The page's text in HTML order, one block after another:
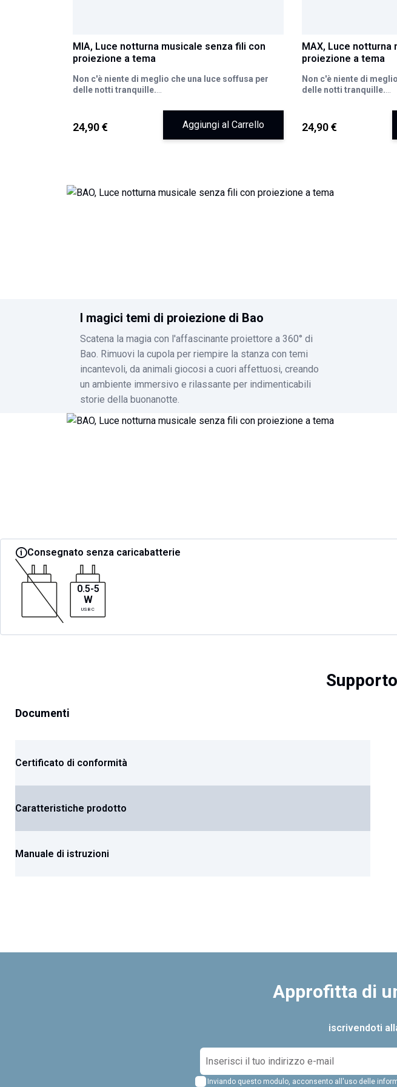
MIA, Luce notturna musicale senza fili con
proiezione a tema
Non c'è niente di meglio che una luce soffusa per
delle notti tranquille.
ambientazioni da proiettare (spazio, mondo
sottomarino, unicorni, Natale, buon compleanno, ecc.),
le otto dolci melodie e le variazioni di luce, creerà
24,90 € Aggiungi al Carrello
MAX, Luce notturna
proiezione a tema
Non c'è niente di
delle notti tranquille.
ambientazioni da
sottomarino, unicorni,
le otto dolci melodie e le
24,90 €
I magici temi di proiezione di Bao
Scatena la magia con l'affascinante proiettore a 360° di
Bao. Rimuovi la cupola per riempire la stanza con temi
incantevoli, da animali giocosi a cuori affettuosi, creando
un ambiente immersivo e rilassante per indimenticabili
storie della buonanotte.
Consegnato senza caricabatterie
0.5-5
W
USB C
Documenti
Certificato di conformità
Caratteristiche prodotto
Manuale di istruzioni
Approfitta di
iscrivendoti
I
s
Inviando questo modulo, acconsento all'uso delle